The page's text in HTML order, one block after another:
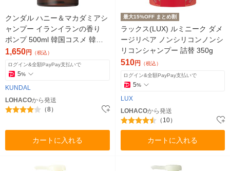
クンダル ハニー＆マカダミアシ
ャンプー イランイランの香り
ポンプ 500ml 韓国コスメ 韓国
シャンプー
1,650円 （税込）
ログイン&全額PayPay支払いで
5%
KUNDAL
LOHACOから発送
（8）
カートに入れる
最大15%OFF まとめ割
ラックス(LUX) ルミニーク ダメ
ージリペア ノンシリコンノンシ
リコンシャンプー 詰替 350g
510円 （税込）
ログイン&全額PayPay支払いで
5%
LUX
LOHACOから発送
（10）
カートに入れる